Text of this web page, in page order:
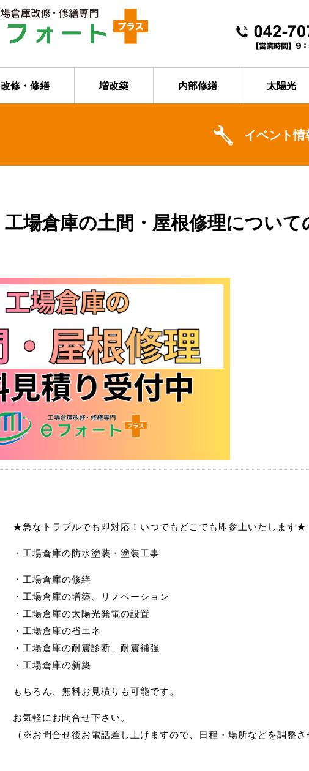
改修・修繕 増改築 内部修繕 太陽光
イベント情
工場倉庫の土間・屋根修理について
★急なトラブルでも即対応！いつでもどこでも即参上いたします★
・工場倉庫の防水塗装・塗装工事
・工場倉庫の修繕
・工場倉庫の増築、リノベーション
・工場倉庫の太陽光発電の設置
・工場倉庫の省エネ
・工場倉庫の耐震診断、耐震補強
・工場倉庫の新築
もちろん、無料お見積りも可能です。
お気軽にお問合せ下さい。
（※お問合せ後お電話差し上げますので、日程・場所などを調整さ